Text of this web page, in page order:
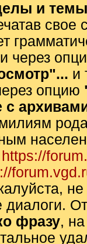
и
свое
через
и
опцию
с
https://
не
фразу,